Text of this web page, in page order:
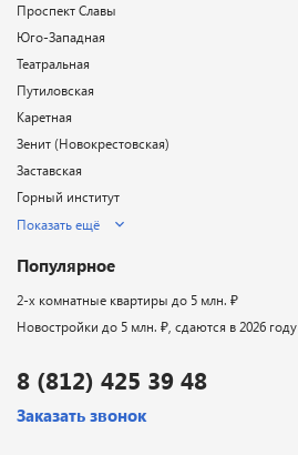
8 (812) 425 39 48
Заказать звонок
Проспект Славы
Юго-Западная
Театральная
Путиловская
Каретная
Зенит (Новокрестовская)
Заставская
Горный институт
Показать ещё
Популярное
2-х комнатные квартиры до 5 млн. ₽
Новостройки до 5 млн. ₽, сдаются в 2026 году